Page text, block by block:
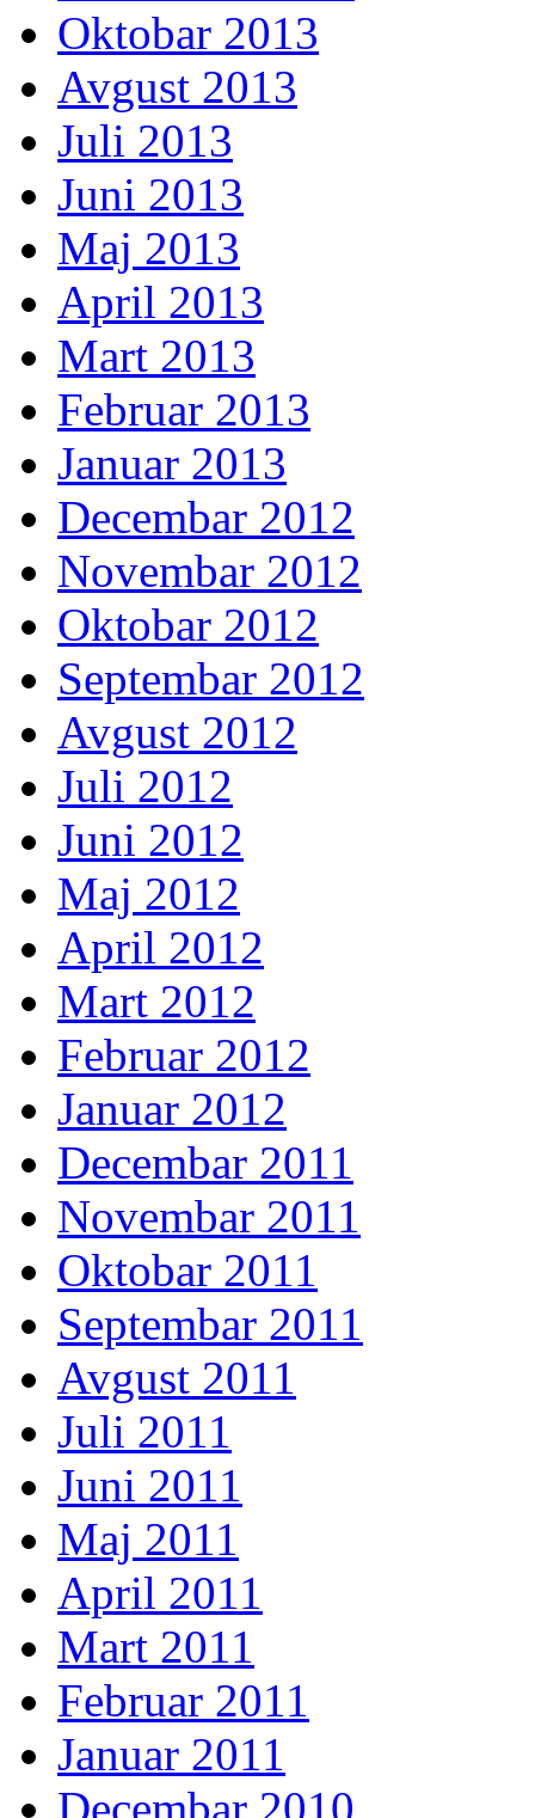
Oktobar 2013
Avgust 2013
Juli 2013
Juni 2013
Maj 2013
April 2013
Mart 2013
Februar 2013
Januar 2013
Decembar 2012
Novembar 2012
Oktobar 2012
Septembar 2012
Avgust 2012
Juli 2012
Juni 2012
Maj 2012
April 2012
Mart 2012
Februar 2012
Januar 2012
Decembar 2011
Novembar 2011
Oktobar 2011
Septembar 2011
Avgust 2011
Juli 2011
Juni 2011
Maj 2011
April 2011
Mart 2011
Februar 2011
Januar 2011
Decembar 2010